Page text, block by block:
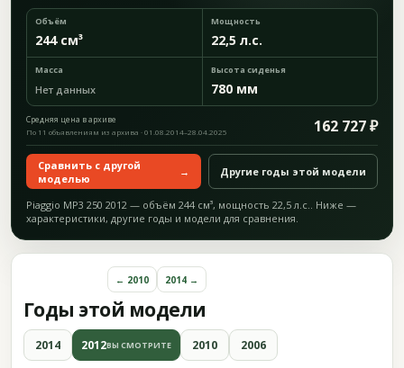
Объём
244 см³
Мощность
22,5 л.с.
Масса
Нет данных
Высота сиденья
780 мм
Средняя цена в архиве 162 727 ₽
По 11 объявлениям из архива · 01.08.2014–28.04.2025
Сравнить с другой
моделью
→ Другие годы этой модели
Piaggio MP3 250 2012 — объём 244 см³, мощность 22,5 л.с.. Ниже —
характеристики, другие годы и модели для сравнения.
Годы этой модели
← 2010 2014 →
2014 2012ВЫ СМОТРИТЕ 2010 2006